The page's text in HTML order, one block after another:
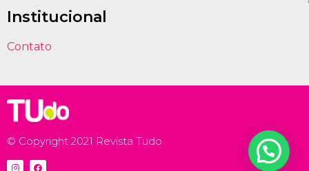
Institucional
Contato
© Copyright 2021 Revista Tudo